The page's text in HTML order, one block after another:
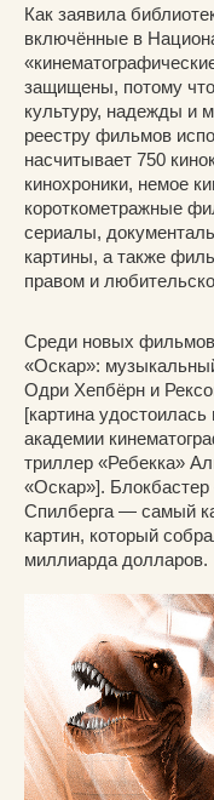
Как заявила
включённые в
защищены, потому
культуру, надежды и
реестру фильмов
насчитывает 750
кинохроники, немое
короткометражные
сериалы,
картины, а также
правом и
Среди новых
«Оскар»:
Одри Хепбёрн и
[картина
академии
триллер «Ребекка»
«Оскар»].
Спилберга — самый
картин, который
миллиарда долларов.